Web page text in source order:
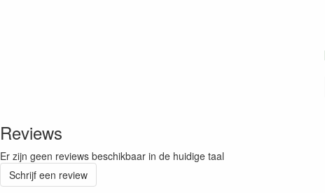
Reviews
Er zijn geen reviews beschikbaar in de huidige taal
Schrijf een review